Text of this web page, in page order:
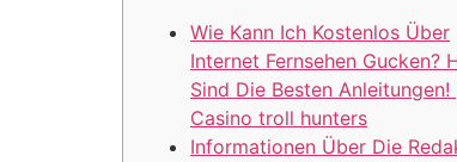
Wie Kann Ich Kostenlos Über
Internet Fernsehen Gucken?
Sind Die Besten Anleitungen! |
Casino troll hunters
Informationen Über Die